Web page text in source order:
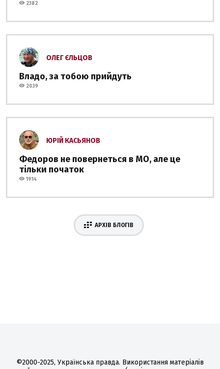
2382
ОЛЕГ ЄЛЬЦОВ
Владо, за тобою прийдуть
2039
ЮРІЙ КАСЬЯНОВ
Федоров не повернеться в МО, але це
тільки початок
1914
АРХІВ БЛОГІВ
©2000-2025, Українська правда. Використання матеріалів